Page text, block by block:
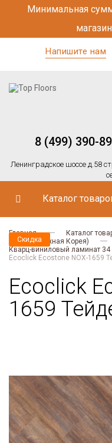
Минимальная
Напишите нам
8 (499) 390-
Ленинградское шоссе д.58
Каталог
Главная Каталог
Ecoclick (Южная Корея)
Кварц-виниловый ламинат 34
Ecoclick Ecostone NOX-1659
Ecoclick
1659
Скидка